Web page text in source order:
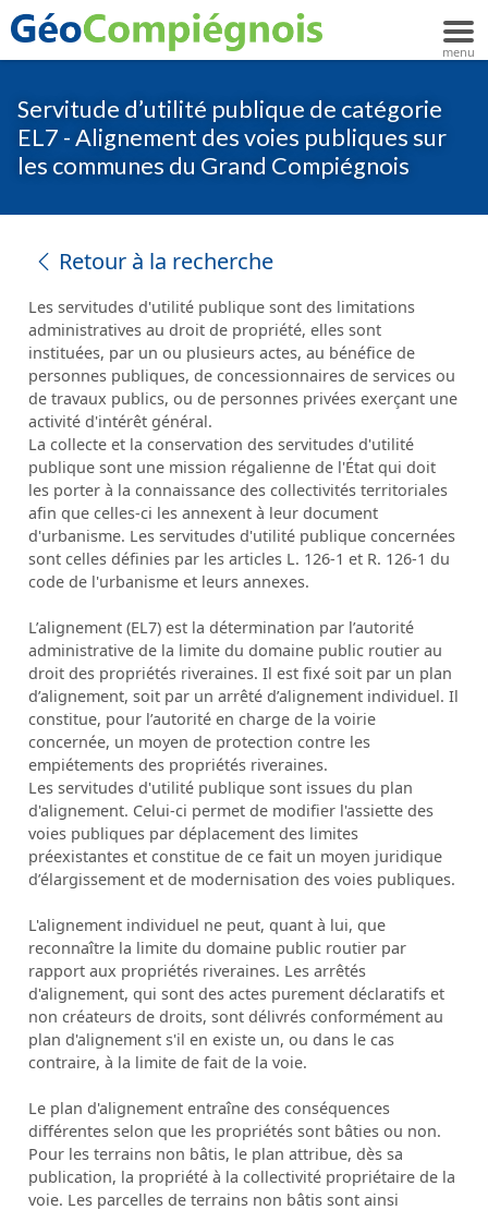
Servitude d’utilité publique de catégorie
EL7 - Alignement des voies publiques sur
les communes du Grand Compiégnois
Retour à la recherche
Les servitudes d'utilité publique sont des limitations
administratives au droit de propriété, elles sont
instituées, par un ou plusieurs actes, au bénéfice de
personnes publiques, de concessionnaires de services ou
de travaux publics, ou de personnes privées exerçant une
activité d'intérêt général.
La collecte et la conservation des servitudes d'utilité
publique sont une mission régalienne de l'État qui doit
les porter à la connaissance des collectivités territoriales
afin que celles-ci les annexent à leur document
d'urbanisme. Les servitudes d'utilité publique concernées
sont celles définies par les articles L. 126-1 et R. 126-1 du
code de l'urbanisme et leurs annexes.
L’alignement (EL7) est la détermination par l’autorité
administrative de la limite du domaine public routier au
droit des propriétés riveraines. Il est fixé soit par un plan
d’alignement, soit par un arrêté d’alignement individuel. Il
constitue, pour l’autorité en charge de la voirie
concernée, un moyen de protection contre les
empiétements des propriétés riveraines.
Les servitudes d'utilité publique sont issues du plan
d'alignement. Celui-ci permet de modifier l'assiette des
voies publiques par déplacement des limites
préexistantes et constitue de ce fait un moyen juridique
d’élargissement et de modernisation des voies publiques.
L'alignement individuel ne peut, quant à lui, que
reconnaître la limite du domaine public routier par
rapport aux propriétés riveraines. Les arrêtés
d'alignement, qui sont des actes purement déclaratifs et
non créateurs de droits, sont délivrés conformément au
plan d'alignement s'il en existe un, ou dans le cas
contraire, à la limite de fait de la voie.
Le plan d'alignement entraîne des conséquences
différentes selon que les propriétés sont bâties ou non.
Pour les terrains non bâtis, le plan attribue, dès sa
publication, la propriété à la collectivité propriétaire de la
voie. Les parcelles de terrains non bâtis sont ainsi